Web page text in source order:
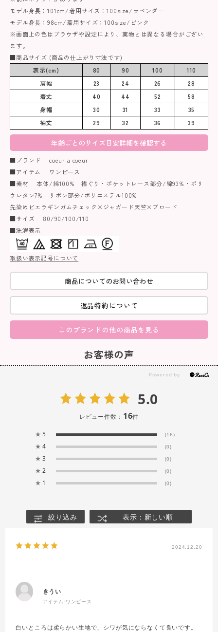
モデル身長：101cm/着用サイズ：100size/ラベンダー
モデル身長：98cm/着用サイズ：100size/ピンク
※画面上の色はブラウザや設定により、実物とは異なる場合がござい
ます。
■商品サイズ (商品の仕上がり寸法です)
表示(cm)
80 90 100
110
肩幅
23 24 26
28
着丈
40 44 52
58
身幅
30 31 33
35
袖丈
29 32 36 39
年齢ごとのサイズ目安詳細を確認する
■ブランド coeur a coeur
■アイテム ワンピース
■素材 本体/綿100% 襟ぐり・ポケットレース部分/綿93%・ポリ
ウレタン7% リボン部分/ポリエステル100%
先染めビエラギンガムチェック×ジャガード天竺×ブロード
■サイズ 80/90/100/110
■洗濯表示
取扱い表示記号について
商品についてのお問い合わせ
返品特約について
このブランドの他の商品を見る
お客様の声
5.0
レビュー件数： 16件
★ 5 (16)
★ 4 (0)
★ 3 (0)
★ 2 (0)
★ 1 (0)
絞り込み 表示：新しい順
2024.12.20
きうい
アイテム: ワンピース
白いところは柔らかい生地で、シワが気にならなくて良いです。